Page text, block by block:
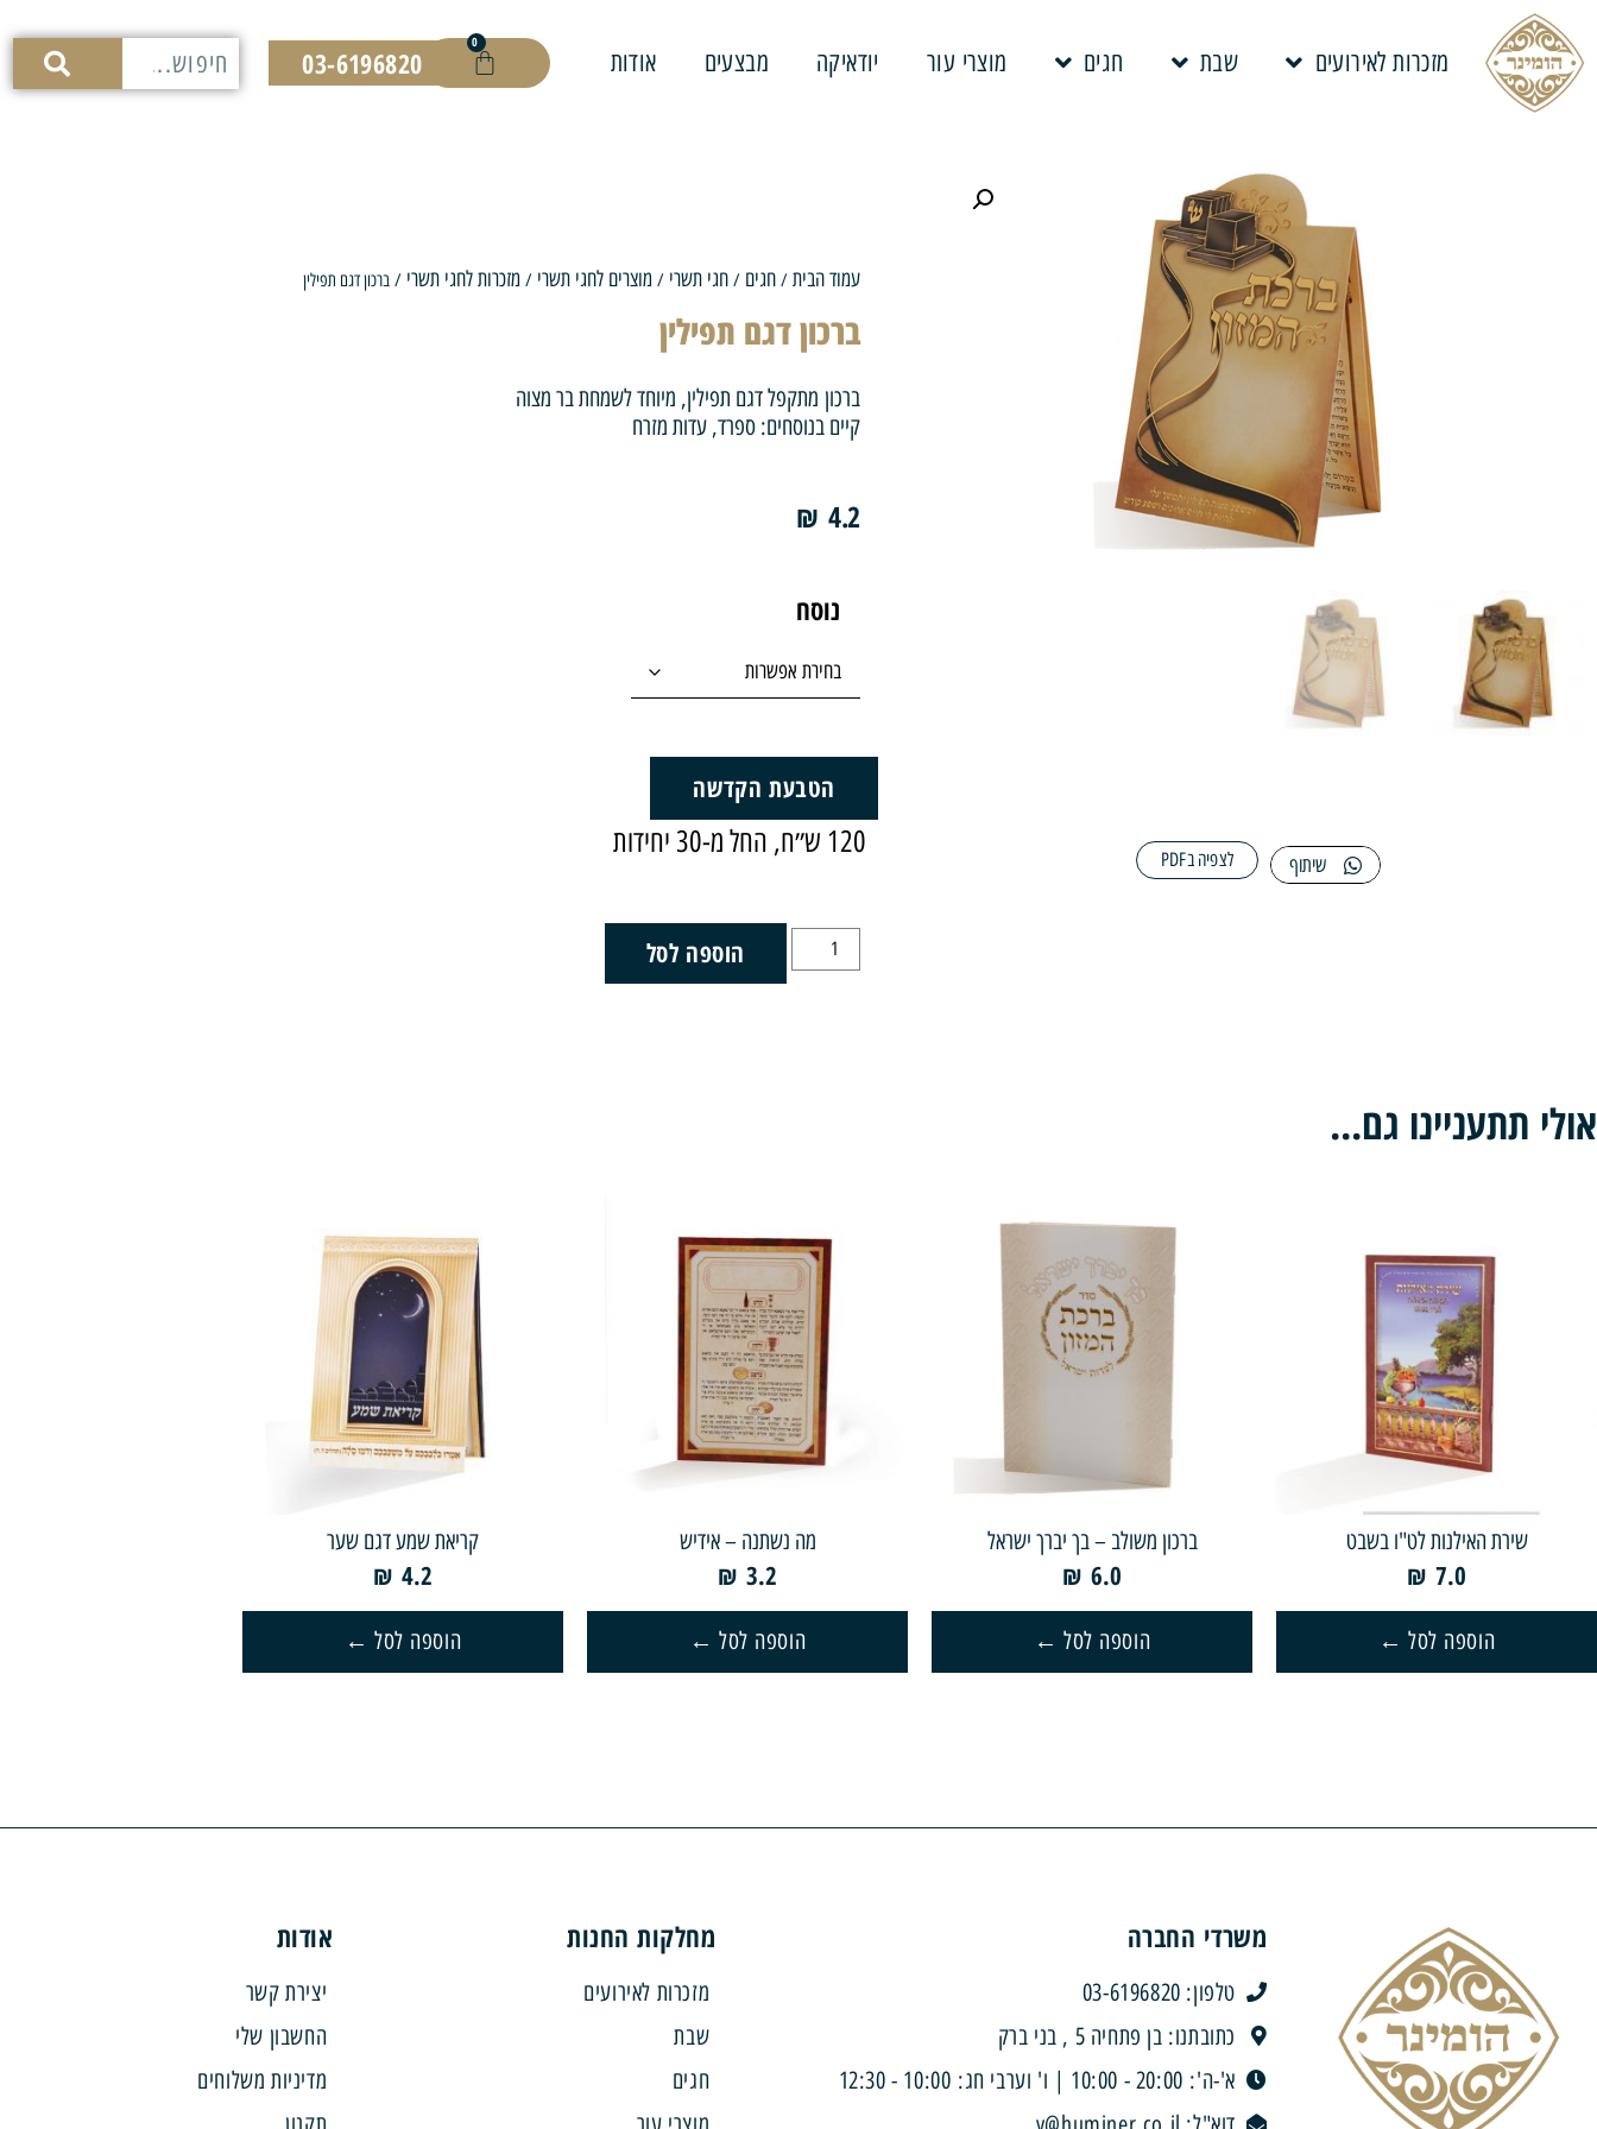
מזכרות לאירועים שבת חגים מוצרי עור יודאיקה מבצעים אודות
0
03-6196820
שיתוף לצפיה בPDF
עמוד הבית / חגים / חגי תשרי / מוצרים לחגי תשרי / מזכרות לחגי תשרי / ברכון דגם תפילין
ברכון דגם תפילין
ברכון מתקפל דגם תפילין, מיוחד לשמחת בר מצוה
קיים בנוסחים: ספרד, עדות מזרח
₪ 4.2
נוסח
הטבעת הקדשה
120 ש״ח, החל מ-30 יחידות
הוספה לסל
אולי תתעניינו גם...
שירת האילנות לט"ו בשבט
₪ 7.0
הוספה לסל
ברכון משולב – בך יברך ישראל
₪ 6.0
הוספה לסל
מה נשתנה – אידיש
₪ 3.2
הוספה לסל
קריאת שמע דגם שער
₪ 4.2
הוספה לסל
משרדי החברה
טלפון: 03-6196820
כתובתנו: בן פתחיה 5 , בני ברק
א'-ה': 20:00 - 10:00 | ו' וערבי חג: 10:00 - 12:30
מחלקות החנות
מזכרות לאירועים
שבת
חגים
אודות
יצירת קשר
החשבון שלי
מדיניות משלוחים